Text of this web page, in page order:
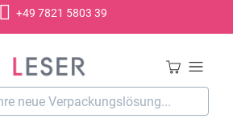
+49 7821 5803 39